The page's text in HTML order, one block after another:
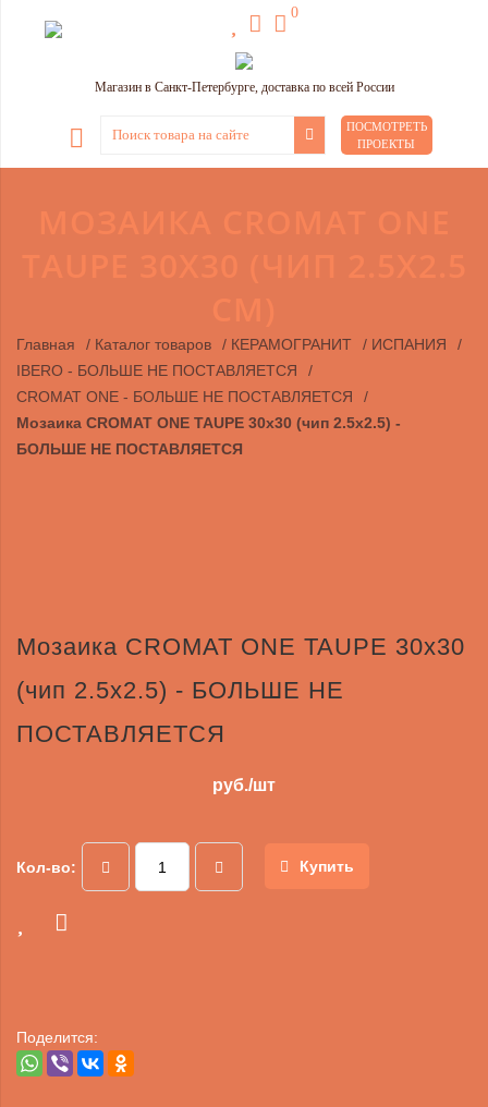
0
Магазин в Санкт-Петербурге, доставка по всей России
ПОСМОТРЕТЬ
ПРОЕКТЫ
Главная / Каталог товаров / КЕРАМОГРАНИТ / ИСПАНИЯ
/
IBERO - БОЛЬШЕ НЕ ПОСТАВЛЯЕТСЯ
/
CROMAT ONE - БОЛЬШЕ НЕ ПОСТАВЛЯЕТСЯ
/
Мозаика CROMAT ONE TAUPE 30х30 (чип 2.5х2.5) -
БОЛЬШЕ НЕ ПОСТАВЛЯЕТСЯ
Мозаика CROMAT ONE TAUPE 30х30
(чип 2.5х2.5) - БОЛЬШЕ НЕ
ПОСТАВЛЯЕТСЯ
руб./шт
Кол-во: Купить
Поделится: